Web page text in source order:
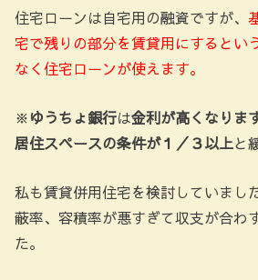
住宅ローンは自宅用の融資ですが、
宅で残りの部分を賃貸用にするとい
なく住宅ローンが使えます。
※ゆうちょ銀行は金利が高くなりま
居住スペースの条件が１／３以上と
私も賃貸併用住宅を検討していまし
蔽率、容積率が悪すぎて収支が合わ
た。